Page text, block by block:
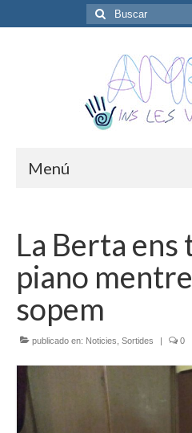
Buscar
por:
Menú
Junta Directiva
Noticies
Extraescolars
Activitats
Fotos i Vídeos
La Berta ens
piano
sopem
publicado en: Noticies Sortides | 0